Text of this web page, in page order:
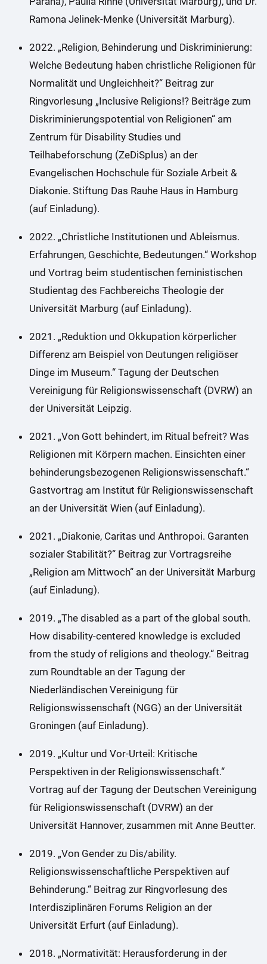
Ramona Jelinek-Menke (Universität Marburg).
2022. „Religion, Behinderung und Diskriminierung:
Welche Bedeutung haben christliche Religionen für
Normalität und Ungleichheit?“ Beitrag zur
Ringvorlesung „Inclusive Religions!? Beiträge zum
Diskriminierungspotential von Religionen“ am
Zentrum für Disability Studies und
Teilhabeforschung (ZeDiSplus) an der
Evangelischen Hochschule für Soziale Arbeit &
Diakonie. Stiftung Das Rauhe Haus in Hamburg
(auf Einladung).
2022. „Christliche Institutionen und Ableismus.
Erfahrungen, Geschichte, Bedeutungen.“ Workshop
und Vortrag beim studentischen feministischen
Studientag des Fachbereichs Theologie der
Universität Marburg (auf Einladung).
2021. „Reduktion und Okkupation körperlicher
Differenz am Beispiel von Deutungen religiöser
Dinge im Museum.“ Tagung der Deutschen
Vereinigung für Religionswissenschaft (DVRW) an
der Universität Leipzig.
2021. „Von Gott behindert, im Ritual befreit? Was
Religionen mit Körpern machen. Einsichten einer
behinderungsbezogenen Religionswissenschaft.“
Gastvortrag am Institut für Religionswissenschaft
an der Universität Wien (auf Einladung).
2021. „Diakonie, Caritas und Anthropoi. Garanten
sozialer Stabilität?“ Beitrag zur Vortragsreihe
„Religion am Mittwoch“ an der Universität Marburg
(auf Einladung).
2019. „The disabled as a part of the global south.
How disability-centered knowledge is excluded
from the study of religions and theology.“ Beitrag
zum Roundtable an der Tagung der
Niederländischen Vereinigung für
Religionswissenschaft (NGG) an der Universität
Groningen (auf Einladung).
2019. „Kultur und Vor-Urteil: Kritische
Perspektiven in der Religionswissenschaft.“
Vortrag auf der Tagung der Deutschen Vereinigung
für Religionswissenschaft (DVRW) an der
Universität Hannover, zusammen mit Anne Beutter.
2019. „Von Gender zu Dis/ability.
Religionswissenschaftliche Perspektiven auf
Behinderung.“ Beitrag zur Ringvorlesung des
Interdisziplinären Forums Religion an der
Universität Erfurt (auf Einladung).
2018. „Normativität: Herausforderung in der